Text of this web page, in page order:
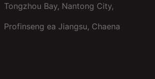
Tongzhou Bay, Nantong City,
Profinseng ea Jiangsu, Chaena